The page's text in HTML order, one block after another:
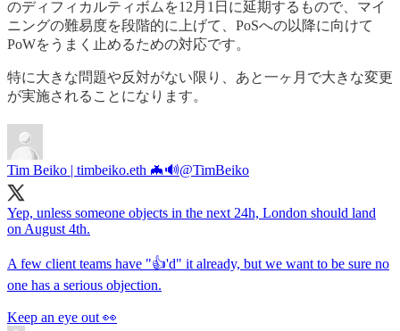
のディフィカルティボムを12月1日に延期するもので、マイ
ニングの難易度を段階的に上げて、PoSへの以降に向けて
PoWをうまく止めるための対応です。
特に大きな問題や反対がない限り、あと一ヶ月で大きな変更
が実施されることになります。
Tim Beiko | timbeiko.eth 🦇🔊@TimBeiko
Yep, unless someone objects in the next 24h, London should land
on August 4th.
A few client teams have "👍'd" it already, but we want to be sure no
one has a serious objection.
Keep an eye out 👀